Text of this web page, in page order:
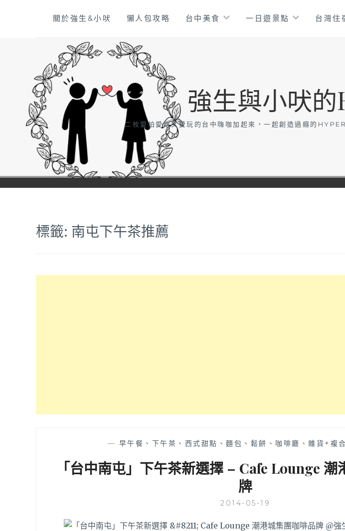
關於強生&小吠 懶人包攻略 台中美食 一日遊景點 台灣住
強生與小吠的
二枚愛拍愛吃又愛玩的台中嗨咖加起來，一起創造過癮的
標籤: 南屯下午茶推薦
— 早午餐、下午茶、西式甜點、麵包、鬆餅、咖啡廳、雜貨+複
「台中南屯」下午茶新選擇 – Cafe Lounge 潮
牌
2014-05-19